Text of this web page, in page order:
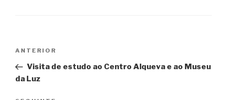
Navegação
artigos
Conteúdo
anterior
ANTERIOR
Visita de estudo ao Centro Alqueva e ao Museu
da Luz